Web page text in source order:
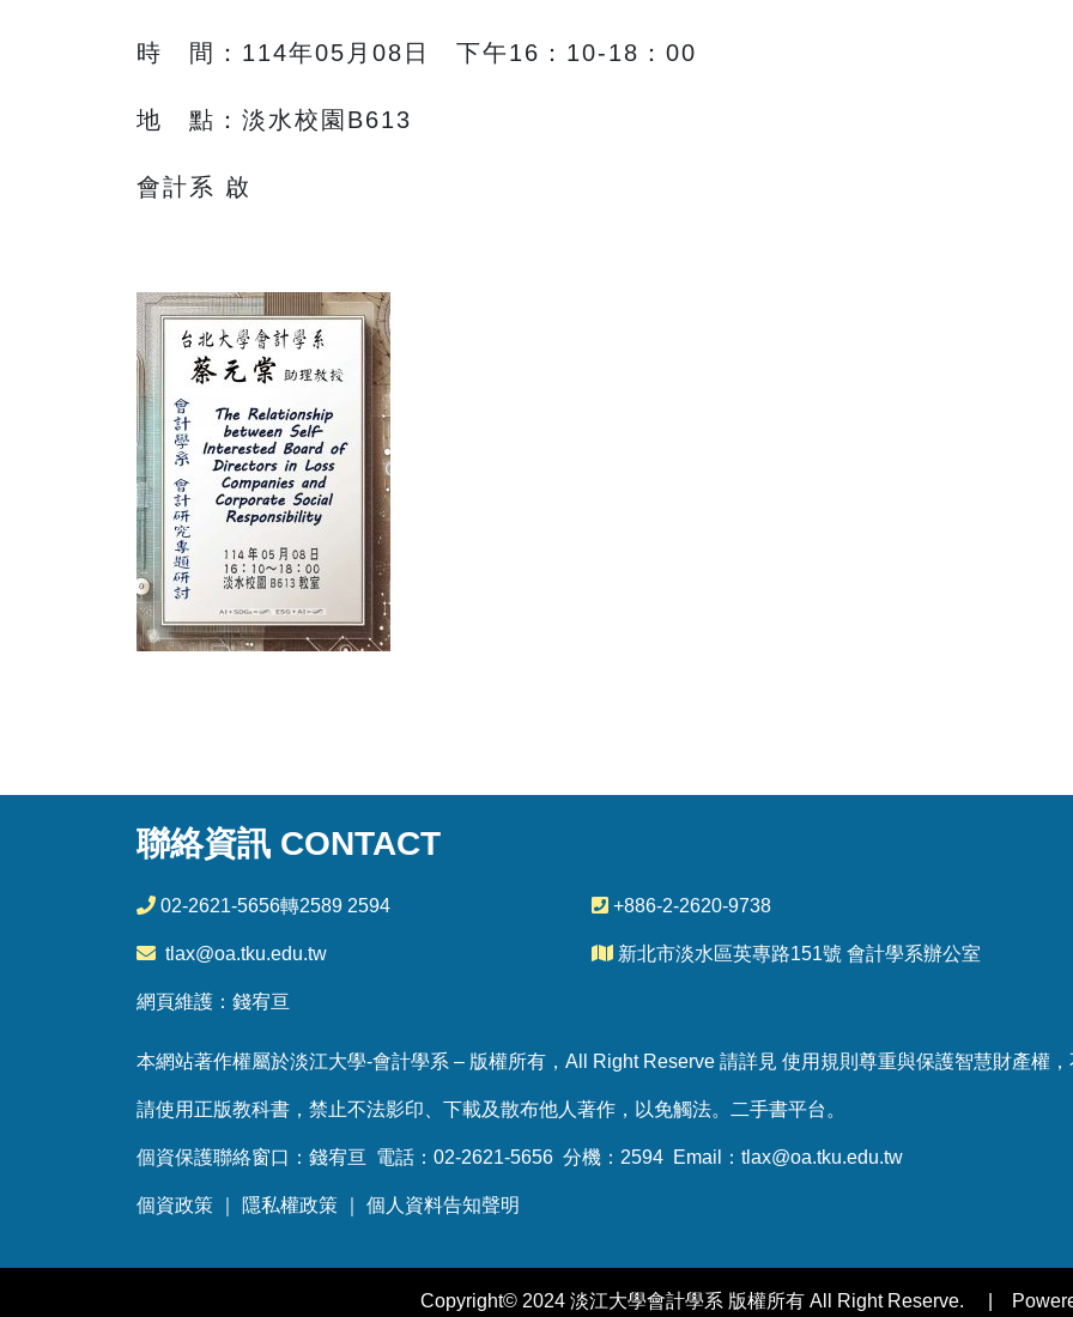
時 間：114年05月08日 下午16：10-18：00
地 點：淡水校園B613
會計系 啟
聯絡資訊 CONTACT
02-2621-5656轉2589 2594
tlax@oa.tku.edu.tw
+886-2-2620-9738
新北市淡水區英專路151號 會計學系辦公室
網頁維護：錢宥亘
本網站著作權屬於淡江大學-會計學系 – 版權所有，All Right Reserve 請詳見 使用規則尊重與保護智慧財產權
請使用正版教科書，禁止不法影印、下載及散布他人著作，以免觸法。 二手書平台。
個資保護聯絡窗口：錢宥亘 電話：02-2621-5656 分機：2594 Email： tlax@oa.tku.edu.tw
個資政策 隱私權政策 個人資料告知聲明
Copyright© 2024 淡江大學會計學系 版權所有 All Right Reserve. |